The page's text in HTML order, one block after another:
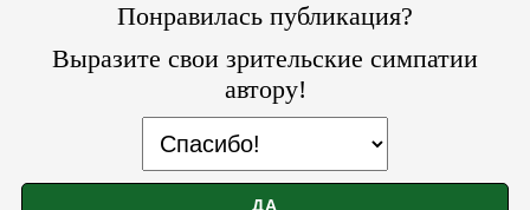
Понравилась публикация?
Выразите свои зрительские симпатии
автору!